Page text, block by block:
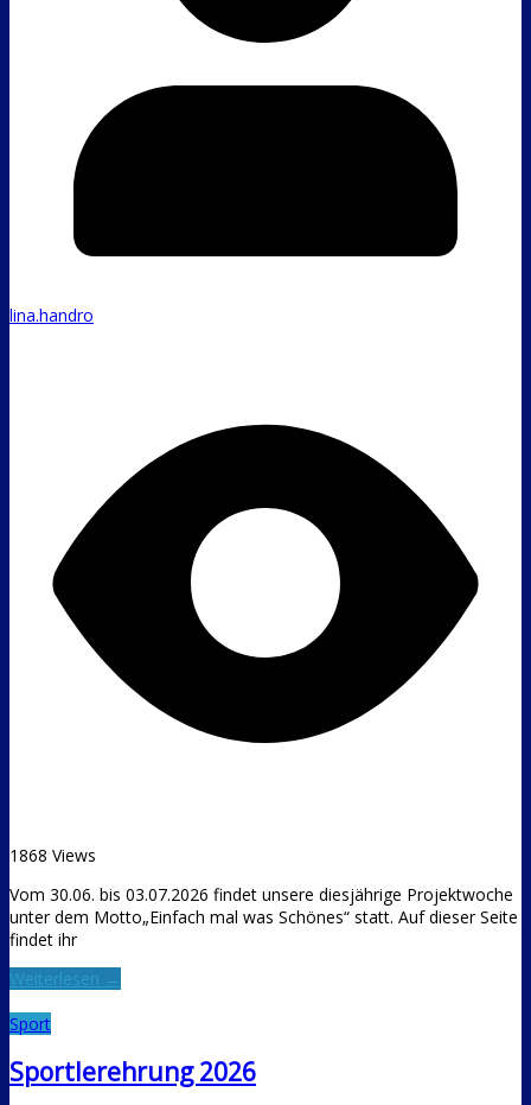
lina.handro
1868 Views
Vom 30.06. bis 03.07.2026 findet unsere diesjährige Projektwoche
unter dem Motto„Einfach mal was Schönes“ statt. Auf dieser Seite
findet ihr
Weiterlesen →
Sport
Sportlerehrung 2026